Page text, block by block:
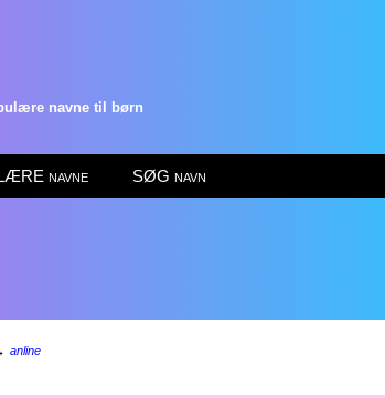
navne til børn
navne SØG navn
anline